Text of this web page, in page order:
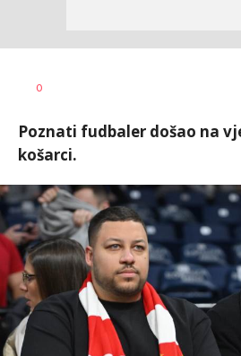
AUTOR
0
Poznati fudbaler došao na
košarci.